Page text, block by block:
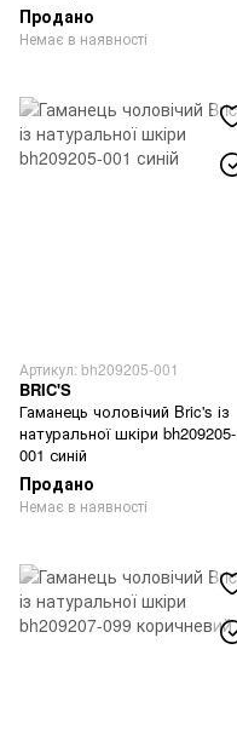
Продано
Немає в наявності
Артикул: bh209205-001
BRIC'S
Гаманець чоловічий Bric's із
натуральної шкіри bh209205-
001 синій
Продано
Немає в наявності